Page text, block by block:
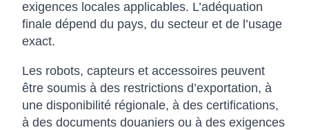
exigences locales applicables. L’adéquation
finale dépend du pays, du secteur et de l’usage
exact.
Les robots, capteurs et accessoires peuvent
être soumis à des restrictions d’exportation, à
une disponibilité régionale, à des certifications,
à des documents douaniers ou à des exigences